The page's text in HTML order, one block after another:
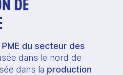
DE
PME du secteur des
dans le nord de
dans la production